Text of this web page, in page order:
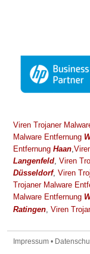
Viren Trojaner
Malware Entfernung
Entfernung Haan,
Langenfeld, Viren
Düsseldorf, Viren
Trojaner Malware
Malware Entfernung
Ratingen, Viren
Impressum •